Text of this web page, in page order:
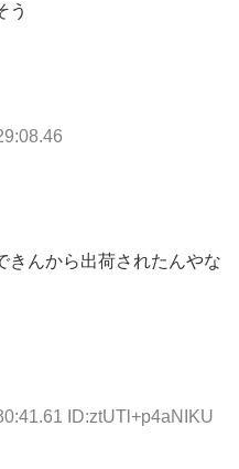
う
きんから出荷されたんやな
ID:ztUTl+p4aNIKU